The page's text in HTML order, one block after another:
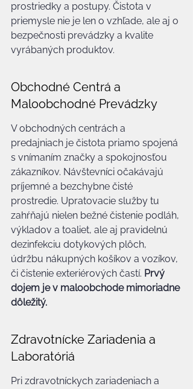
prostriedky a postupy. Čistota v
priemysle nie je len o vzhľade, ale aj o
bezpečnosti prevádzky a kvalite
vyrábaných produktov.
Obchodné Centrá a
Maloobchodné Prevádzky
V obchodných centrách a
predajniach je čistota priamo spojená
s vnímaním značky a spokojnosťou
zákazníkov. Návštevníci očakávajú
príjemné a bezchybne čisté
prostredie. Upratovacie služby tu
zahŕňajú nielen bežné čistenie podláh,
výkladov a toaliet, ale aj pravidelnú
dezinfekciu dotykových plôch,
údržbu nákupných košíkov a vozíkov,
či čistenie exteriérových častí. Prvý
dojem je v maloobchode mimoriadne
dôležitý.
Zdravotnícke Zariadenia a
Laboratóriá
Pri zdravotníckych zariadeniach a